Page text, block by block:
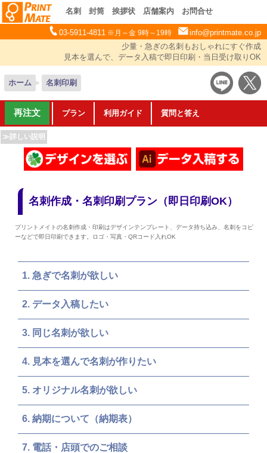
名刺 封筒 挨拶状 店舗案内 お問合せ
03-5911-4811 ※月～金 9時～19時
info@printmate.co.jp
少量・急ぎの名刺もおしゃれにすぐ作成
見本を選んで、データ入稿で即日印刷・当日受け取りOK
ホーム 名刺印刷
再注文 プラン 利用ガイド 質問と答え
≫詳しい説明
名刺作成・名刺印刷プラン（即日印刷OK）
プリントメイトの名刺作成・印刷はデザインテンプレート、データ持ち込み、名刺をコピ
ーなどで即日印刷できます。ロゴ・写真・QRコード入れOK
急ぎで名刺が欲しい
データ入稿したい
同じ名刺が欲しい
見本を選んで名刺が作りたい
オリジナル名刺が欲しい
納期について（納期表）
電話・店頭でのご相談